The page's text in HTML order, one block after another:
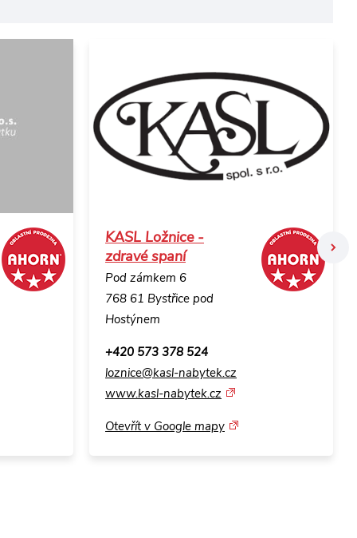
KASL Ložnice -
zdravé spaní
Pod zámkem 6
768 61 Bystřice pod
Hostýnem
+420 573 378 524
loznice@kasl-nabytek.cz
www.kasl-nabytek.cz
Otevřít v Google mapy